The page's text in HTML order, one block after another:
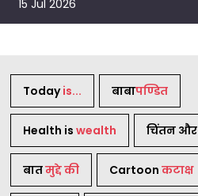
15 Jul 2026
Todayis... बाबापण्डित
Health is wealth चिंतन और
बातमुद्दे की Cartoon कटाक्ष